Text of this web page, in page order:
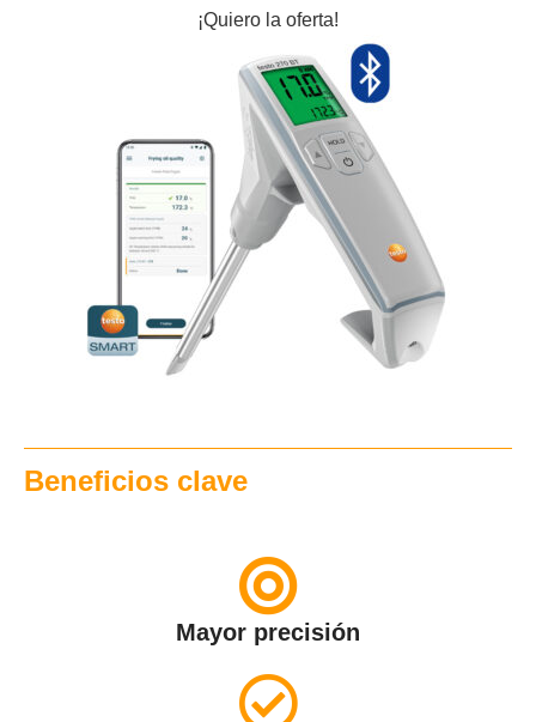
¡Quiero la oferta!
Beneficios clave
Mayor precisión